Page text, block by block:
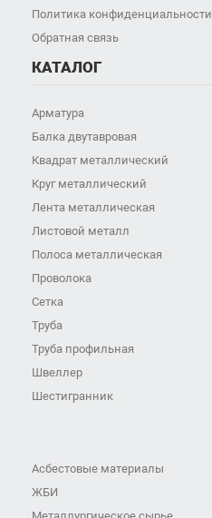
Политика конфиденциальности
Обратная связь
КАТАЛОГ
Арматура
Балка двутавровая
Квадрат металлический
Круг металлический
Лента металлическая
Листовой металл
Полоса металлическая
Проволока
Сетка
Труба
Труба профильная
Швеллер
Шестигранник
Асбестовые материалы
ЖБИ